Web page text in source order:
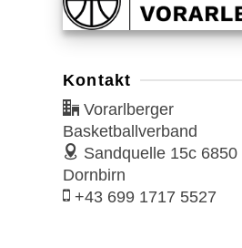
Kontakt
Vorarlberger
Basketballverband
Sandquelle 15c 6850
Dornbirn
+43 699 1717 5527